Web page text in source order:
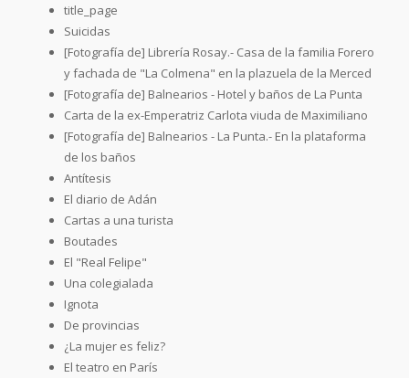
title_page
Suicidas
[Fotografía de] Librería Rosay.- Casa de la familia Forero
y fachada de "La Colmena" en la plazuela de la Merced
[Fotografía de] Balnearios - Hotel y baños de La Punta
Carta de la ex-Emperatriz Carlota viuda de Maximiliano
[Fotografía de] Balnearios - La Punta.- En la plataforma
de los baños
Antítesis
El diario de Adán
Cartas a una turista
Boutades
El "Real Felipe"
Una colegialada
Ignota
De provincias
¿La mujer es feliz?
El teatro en París